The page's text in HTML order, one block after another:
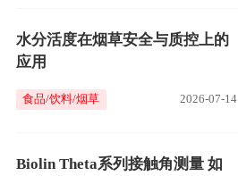
水分活度在烟草安全与质控上的
应用
食品/饮料/烟草 2026-07-14
Biolin Theta系列接触角测量 如